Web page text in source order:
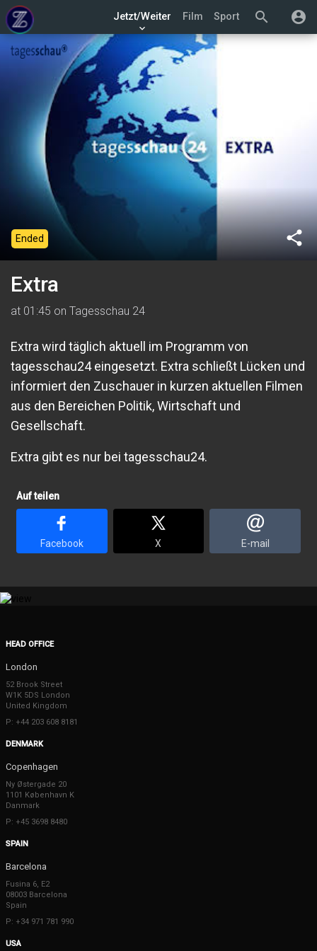
search account_circle
Jetzt/Weiter
keyboard_arrow_down
Film Sport
share
Ended
Extra
at 01:45 on Tagesschau 24
Extra wird täglich aktuell im Programm von
tagesschau24 eingesetzt. Extra schließt Lücken und
informiert den Zuschauer in kurzen aktuellen Filmen
aus den Bereichen Politik, Wirtschaft und
Gesellschaft.
Extra gibt es nur bei tagesschau24.
Auf teilen
Facebook X E-mail
HEAD OFFICE
London
52 Brook Street
W1K 5DS London
United Kingdom
P: +44 203 608 8181
DENMARK
Copenhagen
Ny Østergade 20
1101 København K
Danmark
P: +45 3698 8480
SPAIN
Barcelona
Fusina 6, E2
08003 Barcelona
Spain
P: +34 971 781 990
USA